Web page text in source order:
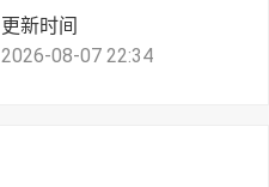
更新时间
2026-08-07 22:34